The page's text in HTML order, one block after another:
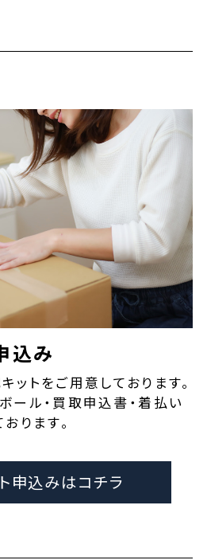
込み
トをご用意しております。
ール・買取申込書・着払い
ります。
申込みはコチラ